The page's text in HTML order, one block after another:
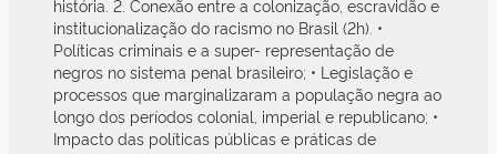
história. 2. Conexão entre a colonização, escravidão e
institucionalização do racismo no Brasil (2h). •
Políticas criminais e a super- representação de
negros no sistema penal brasileiro; • Legislação e
processos que marginalizaram a população negra ao
longo dos períodos colonial, imperial e republicano; •
Impacto das políticas públicas e práticas de